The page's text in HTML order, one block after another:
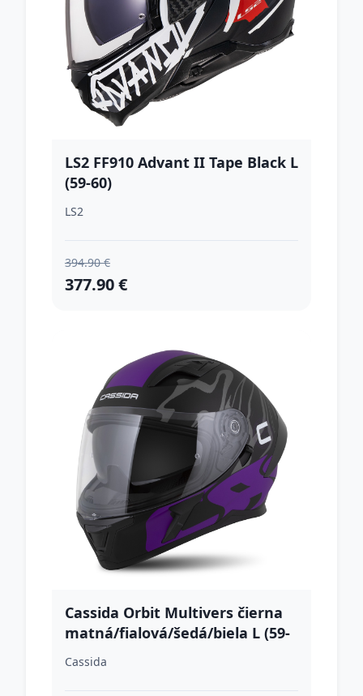
LS2 FF910 Advant II Tape Black L
(59-60)
LS2
394.90 €
377.90 €
Cassida Orbit Multivers čierna
matná/fialová/šedá/biela L (59-
60)
Cassida